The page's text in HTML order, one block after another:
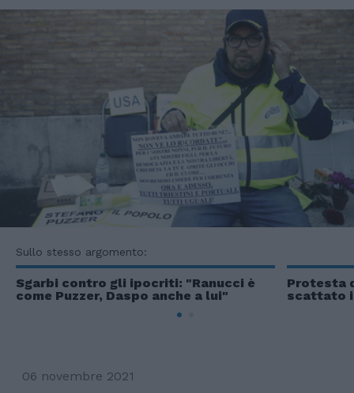
Sullo stesso argomento:
Sgarbi contro gli ipocriti: "Ranucci è
come Puzzer, Daspo anche a lui"
Protesta
scattato
06 novembre 2021